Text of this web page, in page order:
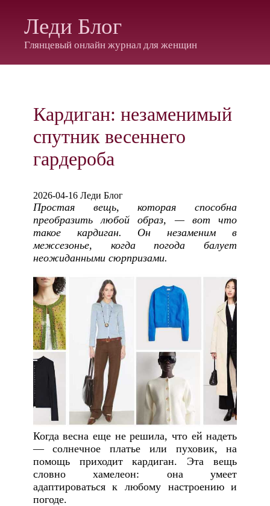
Леди Блог
Глянцевый онлайн журнал для женщин
Кардиган: незаменимый
спутник весеннего
гардероба
2026-04-16 Леди Блог
Простая вещь, которая способна
преобразить любой образ, — вот что
такое кардиган. Он незаменим в
межсезонье, когда погода балует
неожиданными сюрпризами.
Когда весна еще не решила, что ей надеть
— солнечное платье или пуховик, на
помощь приходит кардиган. Эта вещь
словно хамелеон: она умеет
адаптироваться к любому настроению и
погоде.